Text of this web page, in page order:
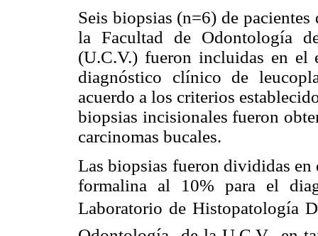
Seis biopsias (n=6) de
la Facultad de Odontología
(U.C.V.) fueron incluidas en el
diagnóstico clínico de
acuerdo a los criterios
biopsias incisionales fueron
carcinomas bucales.
Las biopsias fueron divididas
formalina al 10% para el
Laboratorio de Histopatología